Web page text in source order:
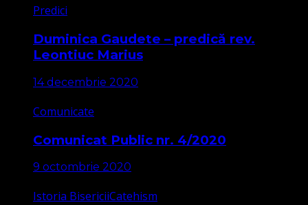
Predici
Duminica Gaudete – predică rev.
Leontiuc Marius
14 decembrie 2020
Comunicate
Comunicat Public nr. 4/2020
9 octombrie 2020
Istoria BisericiiCatehism